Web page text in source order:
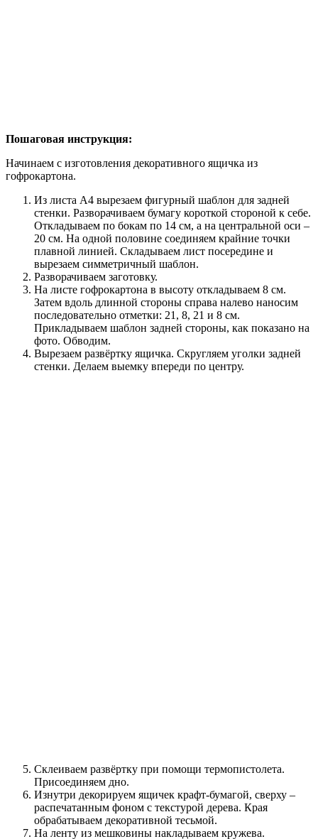
Пошаговая инструкция:
Начинаем с изготовления декоративного ящичка из
гофрокартона.
Из листа А4 вырезаем фигурный шаблон для задней
стенки. Разворачиваем бумагу короткой стороной к себе.
Откладываем по бокам по 14 см, а на центральной оси –
20 см. На одной половине соединяем крайние точки
плавной линией. Складываем лист посередине и
вырезаем симметричный шаблон.
Разворачиваем заготовку.
На листе гофрокартона в высоту откладываем 8 см.
Затем вдоль длинной стороны справа налево наносим
последовательно отметки: 21, 8, 21 и 8 см.
Прикладываем шаблон задней стороны, как показано на
фото. Обводим.
Вырезаем развёртку ящичка. Скругляем уголки задней
стенки. Делаем выемку впереди по центру.
Склеиваем развёртку при помощи термопистолета.
Присоединяем дно.
Изнутри декорируем ящичек крафт-бумагой, сверху –
распечатанным фоном с текстурой дерева. Края
обрабатываем декоративной тесьмой.
На ленту из мешковины накладываем кружева.